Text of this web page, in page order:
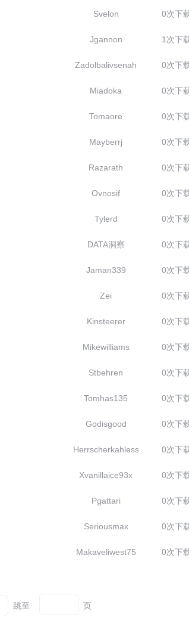
Svelon 0次下
Jgannon 1次下
Zadolbalivsenah 0次下
Miadoka 0次下
Tomaore 0次下
Mayberrj 0次下
Razarath 0次下
Ovnosif 0次下
Tylerd 0次下
DATA洞察 0次下
Jaman339 0次下
Zei 0次下
Kinsteerer 0次下
Mikewilliams 0次下
Stbehren 0次下
Tomhas135 0次下
Godisgood 0次下
Herrscherkahless 0次下
Xvanillaice93x 0次下
Pgattari 0次下
Seriousmax 0次下
Makaveliwest75 0次下
跳至 页